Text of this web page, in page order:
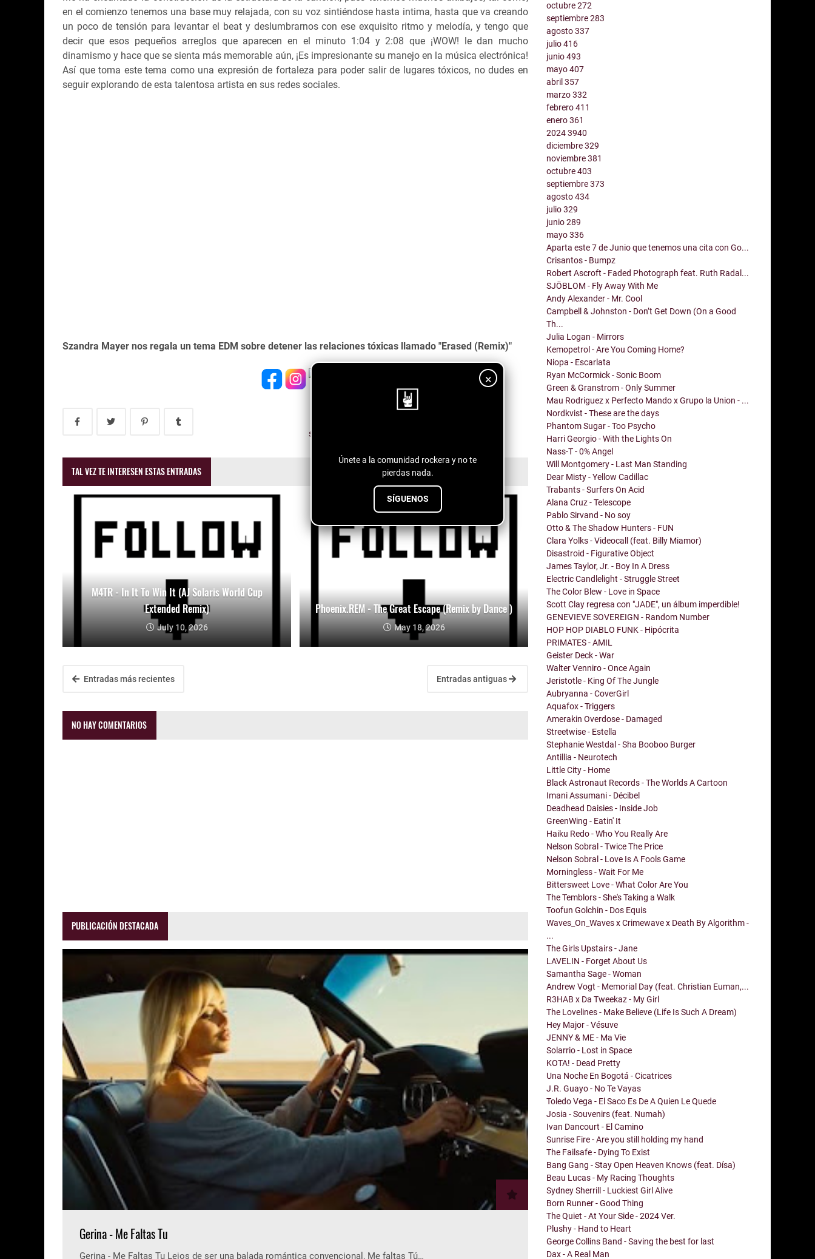
×
Únete a la comunidad rockera y no te
pierdas nada.
SÍGUENOS
en el comienzo tenemos una base muy relajada, con su voz sintiéndose hasta intima, hasta que va creando
un poco de tensión para levantar el beat y deslumbrarnos con ese exquisito ritmo y melodía, y tengo que
decir que esos pequeños arreglos que aparecen en el minuto 1:04 y 2:08 que ¡WOW! le dan mucho
dinamismo y hace que se sienta más memorable aún, ¡Es impresionante su manejo en la música electrónica!
Así que toma este tema como una expresión de fortaleza para poder salir de lugares tóxicos, no dudes en
seguir explorando de esta talentosa artista en sus redes sociales.
Szandra Mayer nos regala un tema EDM sobre detener las relaciones tóxicas llamado "Erased (Remix)"
TAL VEZ TE INTERESEN ESTAS ENTRADAS
M4TR - In It To Win It (AJ Solaris World Cup
Extended Remix)
July 10, 2026
Phoenix.REM - The Great Escape (Remix by Dance )
May 18, 2026
Entradas más recientes Entradas antiguas
NO HAY COMENTARIOS
PUBLICACIÓN DESTACADA
Gerina - Me Faltas Tu
Gerina - Me Faltas Tu Lejos de ser una balada romántica convencional, Me faltas Tú…
octubre272
septiembre283
agosto337
julio416
junio493
mayo407
abril357
marzo332
febrero411
enero361
20243940
diciembre329
noviembre381
octubre403
septiembre373
agosto434
julio329
junio289
mayo336
Aparta este 7 de Junio que tenemos una cita con Go...
Crisantos - Bumpz
Robert Ascroft - Faded Photograph feat. Ruth Radal...
SJÖBLOM - Fly Away With Me
Andy Alexander - Mr. Cool
Campbell & Johnston - Don’t Get Down (On a Good
Th...
Julia Logan - Mirrors
Kemopetrol - Are You Coming Home?
Niopa - Escarlata
Ryan McCormick - Sonic Boom
Green & Granstrom - Only Summer
Mau Rodriguez x Perfecto Mando x Grupo la Union - ...
Nordkvist - These are the days
Phantom Sugar - Too Psycho
Harri Georgio - With the Lights On
Nass-T - 0% Angel
Will Montgomery - Last Man Standing
Dear Misty - Yellow Cadillac
Trabants - Surfers On Acid
Alana Cruz - Telescope
Pablo Sirvand - No soy
Otto & The Shadow Hunters - FUN
Clara Yolks - Videocall (feat. Billy Miamor)
Disastroid - Figurative Object
James Taylor, Jr. - Boy In A Dress
Electric Candlelight - Struggle Street
The Color Blew - Love in Space
Scott Clay regresa con "JADE", un álbum imperdible!
GENEVIEVE SOVEREIGN - Random Number
HOP HOP DIABLO FUNK - Hipócrita
PRIMATES - AMIL
Geister Deck - War
Walter Venniro - Once Again
Jeristotle - King Of The Jungle
Aubryanna - CoverGirl
Aquafox - Triggers
Amerakin Overdose - Damaged
Streetwise - Estella
Stephanie Westdal - Sha Booboo Burger
Antillia - Neurotech
Little City - Home
Black Astronaut Records - The Worlds A Cartoon
Imani Assumani - Décibel
Deadhead Daisies - Inside Job
GreenWing - Eatin' It
Haiku Redo - Who You Really Are
Nelson Sobral - Twice The Price
Nelson Sobral - Love Is A Fools Game
Morningless - Wait For Me
Bittersweet Love - What Color Are You
The Temblors - She's Taking a Walk
Toofun Golchin - Dos Equis
Waves_On_Waves x Crimewave x Death By Algorithm -
...
The Girls Upstairs - Jane
LAVELIN - Forget About Us
Samantha Sage - Woman
Andrew Vogt - Memorial Day (feat. Christian Euman,...
R3HAB x Da Tweekaz - My Girl
The Lovelines - Make Believe (Life Is Such A Dream)
Hey Major - Vésuve
JENNY & ME - Ma Vie
Solarrio - Lost in Space
KOTA! - Dead Pretty
Una Noche En Bogotá - Cicatrices
J.R. Guayo - No Te Vayas
Toledo Vega - El Saco Es De A Quien Le Quede
Josia - Souvenirs (feat. Numah)
Ivan Dancourt - El Camino
Sunrise Fire - Are you still holding my hand
The Failsafe - Dying To Exist
Bang Gang - Stay Open Heaven Knows (feat. Dísa)
Beau Lucas - My Racing Thoughts
Sydney Sherrill - Luckiest Girl Alive
Born Runner - Good Thing
The Quiet - At Your Side - 2024 Ver.
Plushy - Hand to Heart
George Collins Band - Saving the best for last
Dax - A Real Man